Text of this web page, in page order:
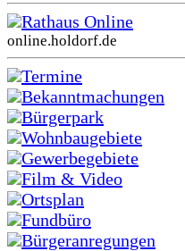
Rathaus Online
online.holdorf.de
Termine
Bekanntmachungen
Bürgerpark
Wohnbaugebiete
Gewerbegebiete
Film & Video
Ortsplan
Fundbüro
Bürgeranregungen